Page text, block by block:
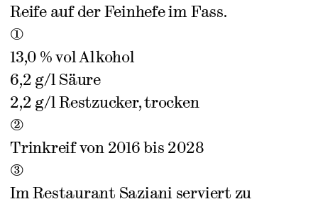
Reife auf der Feinhefe im Fass.
1
13,0 % vol Alkohol
6,2 g/l Säure
2,2 g/l Restzucker, trocken
2
Trinkreif von 2016 bis 2028
3
Im Restaurant Saziani serviert zu